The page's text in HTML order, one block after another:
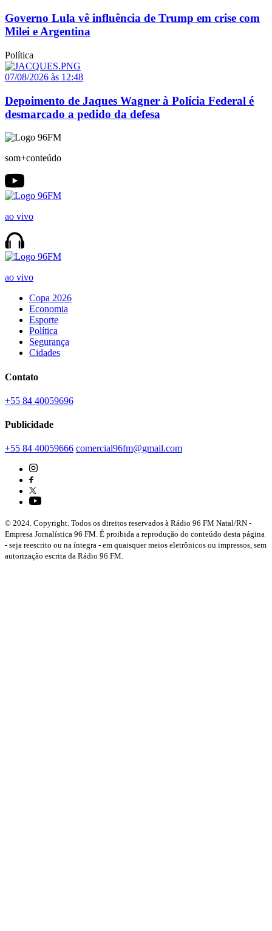
Governo Lula vê influência de Trump em crise com
Milei e Argentina
Política
07/08/2026 às 12:48
Depoimento de Jaques Wagner à Polícia Federal é
desmarcado a pedido da defesa
som+conteúdo
ao vivo
ao vivo
Copa 2026
Economia
Esporte
Política
Segurança
Cidades
Contato
+55 84 40059696
Publicidade
+55 84 40059666 comercial96fm@gmail.com
© 2024. Copyright. Todos os direitos reservados à Rádio 96 FM Natal/RN -
Empresa Jornalística 96 FM. É proibida a reprodução do conteúdo desta página
- seja reescrito ou na íntegra - em quaisquer meios eletrônicos ou impressos, sem
autorização escrita da Rádio 96 FM.